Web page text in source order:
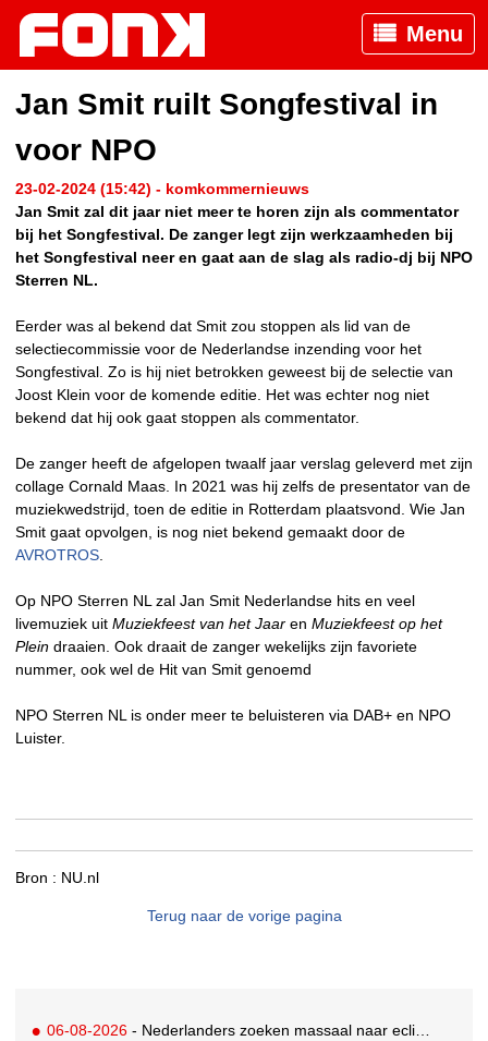
Menu
Jan Smit ruilt Songfestival in
voor NPO
23-02-2024 (15:42) - komkommernieuws
Jan Smit zal dit jaar niet meer te horen zijn als commentator
bij het Songfestival. De zanger legt zijn werkzaamheden bij
het Songfestival neer en gaat aan de slag als radio-dj bij NPO
Sterren NL.
Eerder was al bekend dat Smit zou stoppen als lid van de
selectiecommissie voor de Nederlandse inzending voor het
Songfestival. Zo is hij niet betrokken geweest bij de selectie van
Joost Klein voor de komende editie. Het was echter nog niet
bekend dat hij ook gaat stoppen als commentator.
De zanger heeft de afgelopen twaalf jaar verslag geleverd met zijn
collage Cornald Maas. In 2021 was hij zelfs de presentator van de
muziekwedstrijd, toen de editie in Rotterdam plaatsvond. Wie Jan
Smit gaat opvolgen, is nog niet bekend gemaakt door de
AVROTROS
Op NPO Sterren NL zal Jan Smit Nederlandse hits en veel
livemuziek uit Muziekfeest van het Jaar en Muziekfeest op het
Plein draaien. Ook draait de zanger wekelijks zijn favoriete
nummer, ook wel de Hit van Smit genoemd
NPO Sterren NL is onder meer te beluisteren via DAB+ en NPO
Luister.
Bron : NU.nl
Terug naar de vorige pagina
06-08-2026 - Nederlanders zoeken massaal naar eclipsbrillen op Marktplaats